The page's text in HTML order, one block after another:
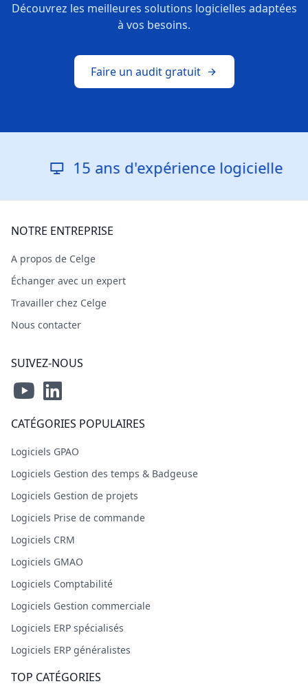
Découvrez les meilleures solutions logicielles adaptées
à vos besoins.
Faire un audit gratuit
15 ans d'expérience logicielle
NOTRE ENTREPRISE
A propos de Celge
Échanger avec un expert
Travailler chez Celge
Nous contacter
SUIVEZ-NOUS
CATÉGORIES POPULAIRES
Logiciels GPAO
Logiciels Gestion des temps & Badgeuse
Logiciels Gestion de projets
Logiciels Prise de commande
Logiciels CRM
Logiciels GMAO
Logiciels Comptabilité
Logiciels Gestion commerciale
Logiciels ERP spécialisés
Logiciels ERP généralistes
TOP CATÉGORIES